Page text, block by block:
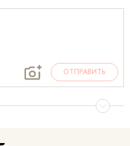
ОТПРАВИТЬ